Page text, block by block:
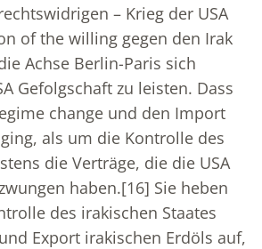
– Krieg der USA
of the willing gegen den Irak
Achse Berlin-Paris sich
Gefolgschaft zu leisten. Dass
change und den Import
als um die Kontrolle des
die Verträge, die die USA
haben.[16] Sie heben
des irakischen Staates
Export irakischen Erdöls auf,